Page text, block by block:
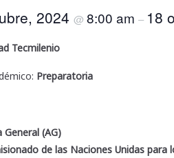
2024 @ 8:00 am – 18
Tecmilenio
Preparatoria
General (AG)
de las Naciones Unidas para